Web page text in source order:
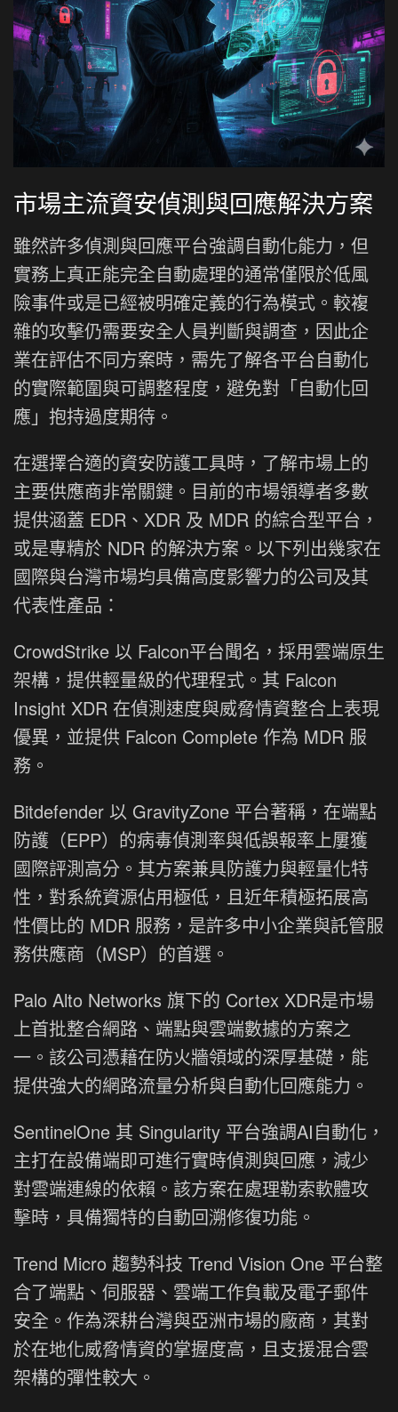
市場主流資安偵測與回應解決方案
雖然許多偵測與回應平台強調自動化能力，但
實務上真正能完全自動處理的通常僅限於低風
險事件或是已經被明確定義的行為模式。較複
雜的攻擊仍需要安全人員判斷與調查，因此企
業在評估不同方案時，需先了解各平台自動化
的實際範圍與可調整程度，避免對「自動化回
應」抱持過度期待。
在選擇合適的資安防護工具時，了解市場上的
主要供應商非常關鍵。目前的市場領導者多數
提供涵蓋 EDR、XDR 及 MDR 的綜合型平台，
或是專精於 NDR 的解決方案。以下列出幾家在
國際與台灣市場均具備高度影響力的公司及其
代表性產品：
CrowdStrike 以 Falcon平台聞名，採用雲端原生
架構，提供輕量級的代理程式。其 Falcon
Insight XDR 在偵測速度與威脅情資整合上表現
優異，並提供 Falcon Complete 作為 MDR 服
務。
Bitdefender 以 GravityZone 平台著稱，在端點
防護（EPP）的病毒偵測率與低誤報率上屢獲
國際評測高分。其方案兼具防護力與輕量化特
性，對系統資源佔用極低，且近年積極拓展高
性價比的 MDR 服務，是許多中小企業與託管服
務供應商（MSP）的首選。
Palo Alto Networks 旗下的 Cortex XDR是市場
上首批整合網路、端點與雲端數據的方案之
一。該公司憑藉在防火牆領域的深厚基礎，能
提供強大的網路流量分析與自動化回應能力。
SentinelOne 其 Singularity 平台強調AI自動化，
主打在設備端即可進行實時偵測與回應，減少
對雲端連線的依賴。該方案在處理勒索軟體攻
擊時，具備獨特的自動回溯修復功能。
Trend Micro 趨勢科技 Trend Vision One 平台整
合了端點、伺服器、雲端工作負載及電子郵件
安全。作為深耕台灣與亞洲市場的廠商，其對
於在地化威脅情資的掌握度高，且支援混合雲
架構的彈性較大。